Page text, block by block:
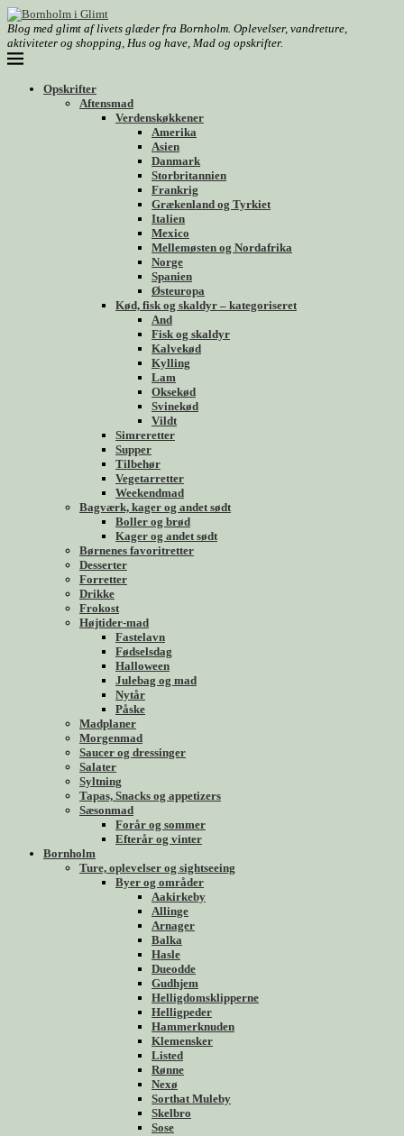
Blog med glimt af livets glæder fra Bornholm. Oplevelser, vandreture,
aktiviteter og shopping, Hus og have, Mad og opskrifter.
Opskrifter
Aftensmad
Verdenskøkkener
Amerika
Asien
Danmark
Storbritannien
Frankrig
Grækenland og Tyrkiet
Italien
Mexico
Mellemøsten og Nordafrika
Norge
Spanien
Østeuropa
Kød, fisk og skaldyr – kategoriseret
And
Fisk og skaldyr
Kalvekød
Kylling
Lam
Oksekød
Svinekød
Vildt
Simreretter
Supper
Tilbehør
Vegetarretter
Weekendmad
Bagværk, kager og andet sødt
Boller og brød
Kager og andet sødt
Børnenes favoritretter
Desserter
Forretter
Drikke
Frokost
Højtider-mad
Fastelavn
Fødselsdag
Halloween
Julebag og mad
Nytår
Påske
Madplaner
Morgenmad
Saucer og dressinger
Salater
Syltning
Tapas, Snacks og appetizers
Sæsonmad
Forår og sommer
Efterår og vinter
Bornholm
Ture, oplevelser og sightseeing
Byer og områder
Aakirkeby
Allinge
Arnager
Balka
Hasle
Dueodde
Gudhjem
Helligdomsklipperne
Helligpeder
Hammerknuden
Klemensker
Listed
Rønne
Nexø
Sorthat Muleby
Skelbro
Sose